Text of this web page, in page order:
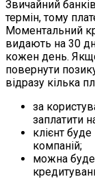
Звичайний
термін, тому
Моментальний
видають на 30
кожен день.
повернути
відразу кілька
за
заплатити
клієнт
компаній;
можна буде